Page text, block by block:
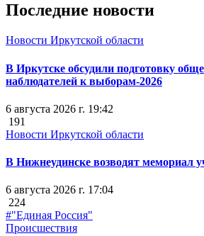
Последние новости
Новости Иркутской области
В Иркутске обсудили подготовку
наблюдателей к выборам-2026
6 августа 2026 г. 19:42
191
Новости Иркутской области
В Нижнеудинске возводят мемориал
6 августа 2026 г. 17:04
224
#"Единая Россия"
Происшествия